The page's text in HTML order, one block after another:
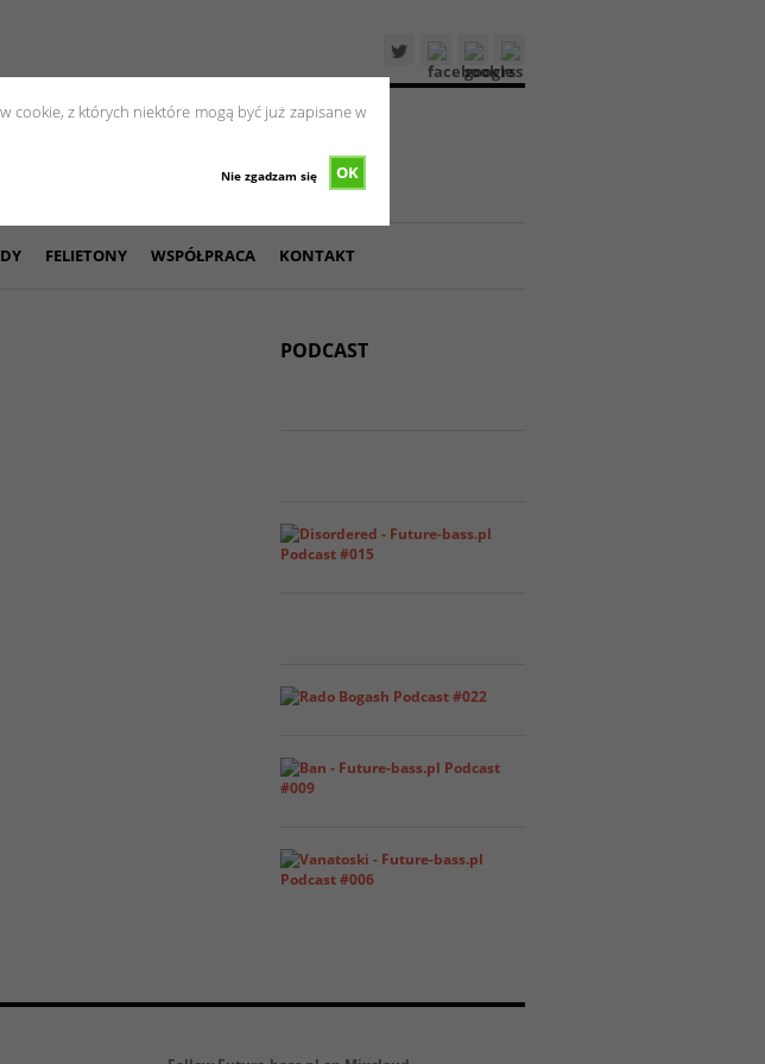
cookie, z których niektóre mogą być już zapisane w
OK
Nie zgadzam się
FELIETONY WSPÓŁPRACA KONTAKT
PODCAST